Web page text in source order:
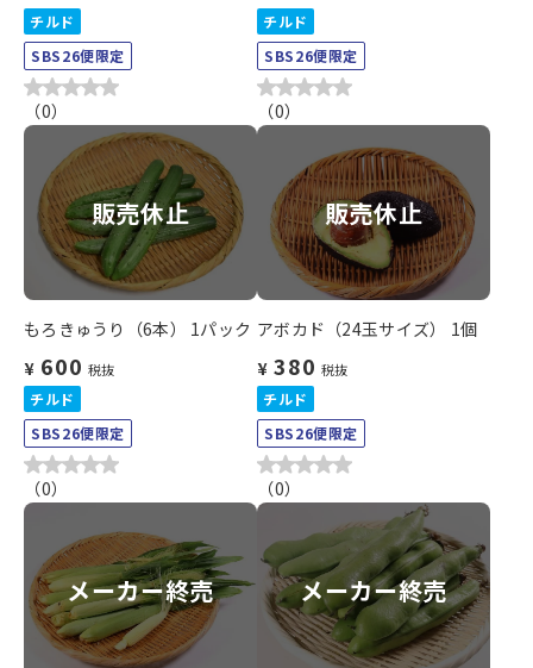
チルド
SBS26便限定
（0）
チルド
SBS26便限定
（0）
販売休止
もろきゅうり（6本） 1パック
¥ 600 税抜
チルド
SBS26便限定
（0）
販売休止
アボカド（24玉サイズ） 1個
¥ 380 税抜
チルド
SBS26便限定
（0）
メーカー終売 メーカー終売